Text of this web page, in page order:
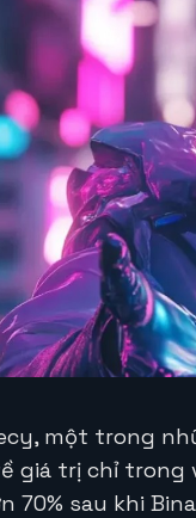
một trong
giá trị chỉ trong
70% sau khi